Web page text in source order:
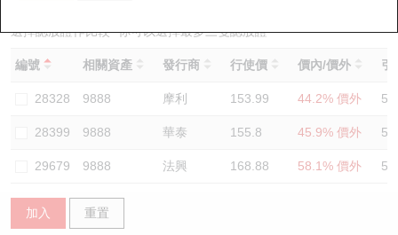
選擇認股證作比較*你可以選擇最多三隻認股證
編號 相關資產 發行商 行使價 價內/價外 引
28328 9888 摩利 153.99 44.2% 價外
28399 9888 華泰 155.8 45.9% 價外
29679 9888 法興 168.88 58.1% 價外
加入 重置
認股證分析儀
認股證速算機
認股證/牛熊證日誌
認股證文件及公告
新發行瑞銀牛熊證
已收回牛熊證剩餘價值
牛熊證到期結算價查詢
牛熊證分析儀
街貨統計
三十大平均引伸波幅
科指成份股
相關資產沽空
中資ETFs溢價比較
AH 股價對照
牛熊證投資者教育
認股證牛熊證常問問題